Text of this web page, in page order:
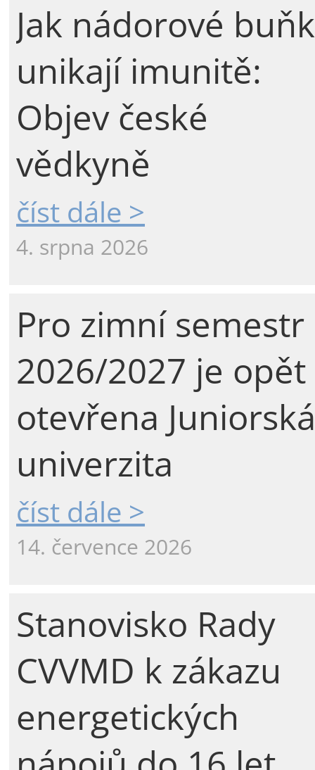
Jak nádorové
unikají imunitě:
Objev české
vědkyně
číst dále >
4. srpna 2026
Pro zimní semestr
2026/2027 je opět
otevřena Juniorská
univerzita
číst dále >
14. července 2026
Stanovisko Rady
CVVMD k zákazu
energetických